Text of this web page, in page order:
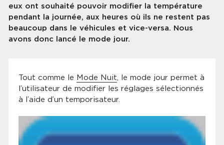
eux ont souhaité pouvoir modifier la température
pendant la journée, aux heures où ils ne restent pas
beaucoup dans le véhicules et vice-versa. Nous
avons donc lancé le mode jour.
Tout comme le Mode Nuit , le mode jour permet à
l’utilisateur de modifier les réglages sélectionnés
à l’aide d’un temporisateur.